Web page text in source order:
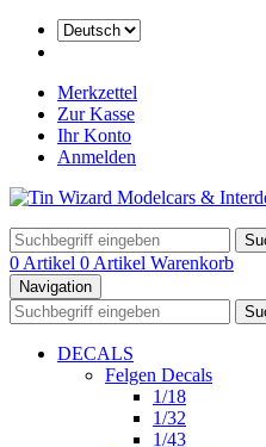
Merkzettel
Zur Kasse
Ihr Konto
Anmelden
0 Artikel 0 Artikel Warenkorb
Navigation
DECALS
Felgen Decals
1/18
1/32
1/43